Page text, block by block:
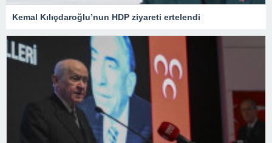
Kemal Kılıçdaroğlu’nun HDP ziyareti ertelendi